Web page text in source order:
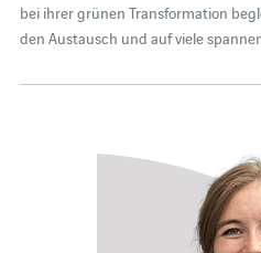
bei ihrer grünen Transformation
den Austausch und auf viele